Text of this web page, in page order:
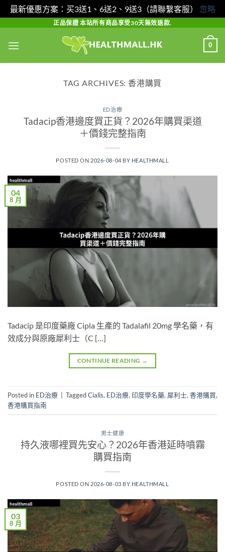
最新優惠方案：买3送1、6送2、9送3（請聯繫客服） 忽略
content
正品保證 本站所有商品享受30天無效退款.
0
TAG ARCHIVES: 香港購買
ED治療
Tadacip香港邊度買正貨？2026年購買渠道
＋價錢完整指南
POSTED ON 2026-08-04 BY HEALTHMALL
04
8 月
Tadacip 是印度藥廠 Cipla 生產的 Tadalafil 20mg 學名藥，有
效成分與原廠犀利士（C […]
CONTINUE READING →
Posted in ED治療 TaggedCialis, ED治療,印度學名藥, 犀利士,香港購買,
香港購買指南
男士健康
持久液哪裡買先安心？2026年香港延時噴霧
購買指南
POSTED ON 2026-08-03 BY HEALTHMALL
03
8 月